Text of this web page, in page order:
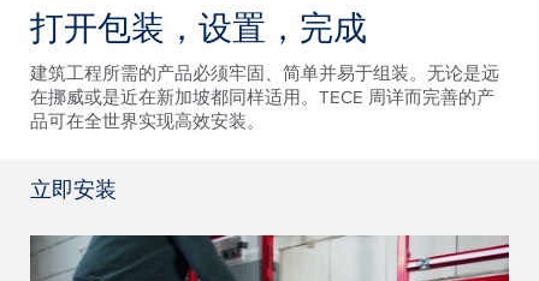
打开包装，设置，完成
建筑工程所需的产品必须牢固、简单并易于组装。无论是远
在挪威或是近在新加坡都同样适用。TECE 周详而完善的产
品可在全世界实现高效安装。
立即安装